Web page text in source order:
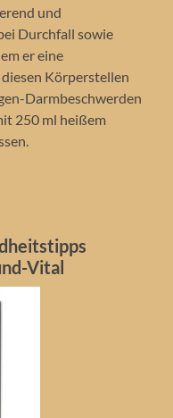
und
Durchfall sowie
er eine
Körperstellen
Darmbeschwerden
250 ml heißem
Vital